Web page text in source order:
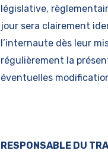
législative,
jour sera clairement
l’internaute dès leur
régulièrement la
éventuelles
RESPONSABLE DU